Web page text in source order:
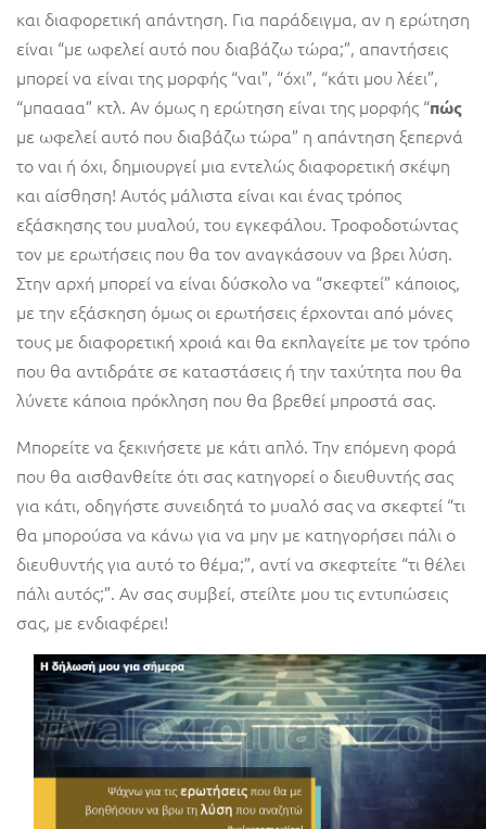
και διαφορετική απάντηση. Για παράδειγμα, αν η ερώτηση
είναι “με ωφελεί αυτό που διαβάζω τώρα;”, απαντήσεις
μπορεί να είναι της μορφής “ναι”, “όχι”, “κάτι μου λέει”,
“μπαααα” κτλ. Αν όμως η ερώτηση είναι της μορφής “πώς
με ωφελεί αυτό που διαβάζω τώρα” η απάντηση ξεπερνά
το ναι ή όχι, δημιουργεί μια εντελώς διαφορετική σκέψη
και αίσθηση! Αυτός μάλιστα είναι και ένας τρόπος
εξάσκησης του μυαλού, του εγκεφάλου. Τροφοδοτώντας
τον με ερωτήσεις που θα τον αναγκάσουν να βρει λύση.
Στην αρχή μπορεί να είναι δύσκολο να “σκεφτεί” κάποιος,
με την εξάσκηση όμως οι ερωτήσεις έρχονται από μόνες
τους με διαφορετική χροιά και θα εκπλαγείτε με τον τρόπο
που θα αντιδράτε σε καταστάσεις ή την ταχύτητα που θα
λύνετε κάποια πρόκληση που θα βρεθεί μπροστά σας.
Μπορείτε να ξεκινήσετε με κάτι απλό. Την επόμενη φορά
που θα αισθανθείτε ότι σας κατηγορεί ο διευθυντής σας
για κάτι, οδηγήστε συνειδητά το μυαλό σας να σκεφτεί “τι
θα μπορούσα να κάνω για να μην με κατηγορήσει πάλι ο
διευθυντής για αυτό το θέμα;”, αντί να σκεφτείτε “τι θέλει
πάλι αυτός;”. Αν σας συμβεί, στείλτε μου τις εντυπώσεις
σας, με ενδιαφέρει!